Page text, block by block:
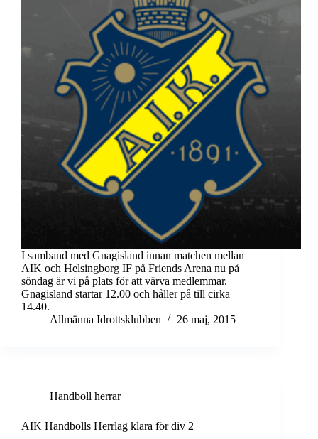
I samband med Gnagisland innan matchen mellan
AIK och Helsingborg IF på Friends Arena nu på
söndag är vi på plats för att värva medlemmar.
Gnagisland startar 12.00 och håller på till cirka
14.40.
Allmänna Idrottsklubben
26 maj, 2015
Handboll herrar
AIK Handbolls Herrlag klara för div 2